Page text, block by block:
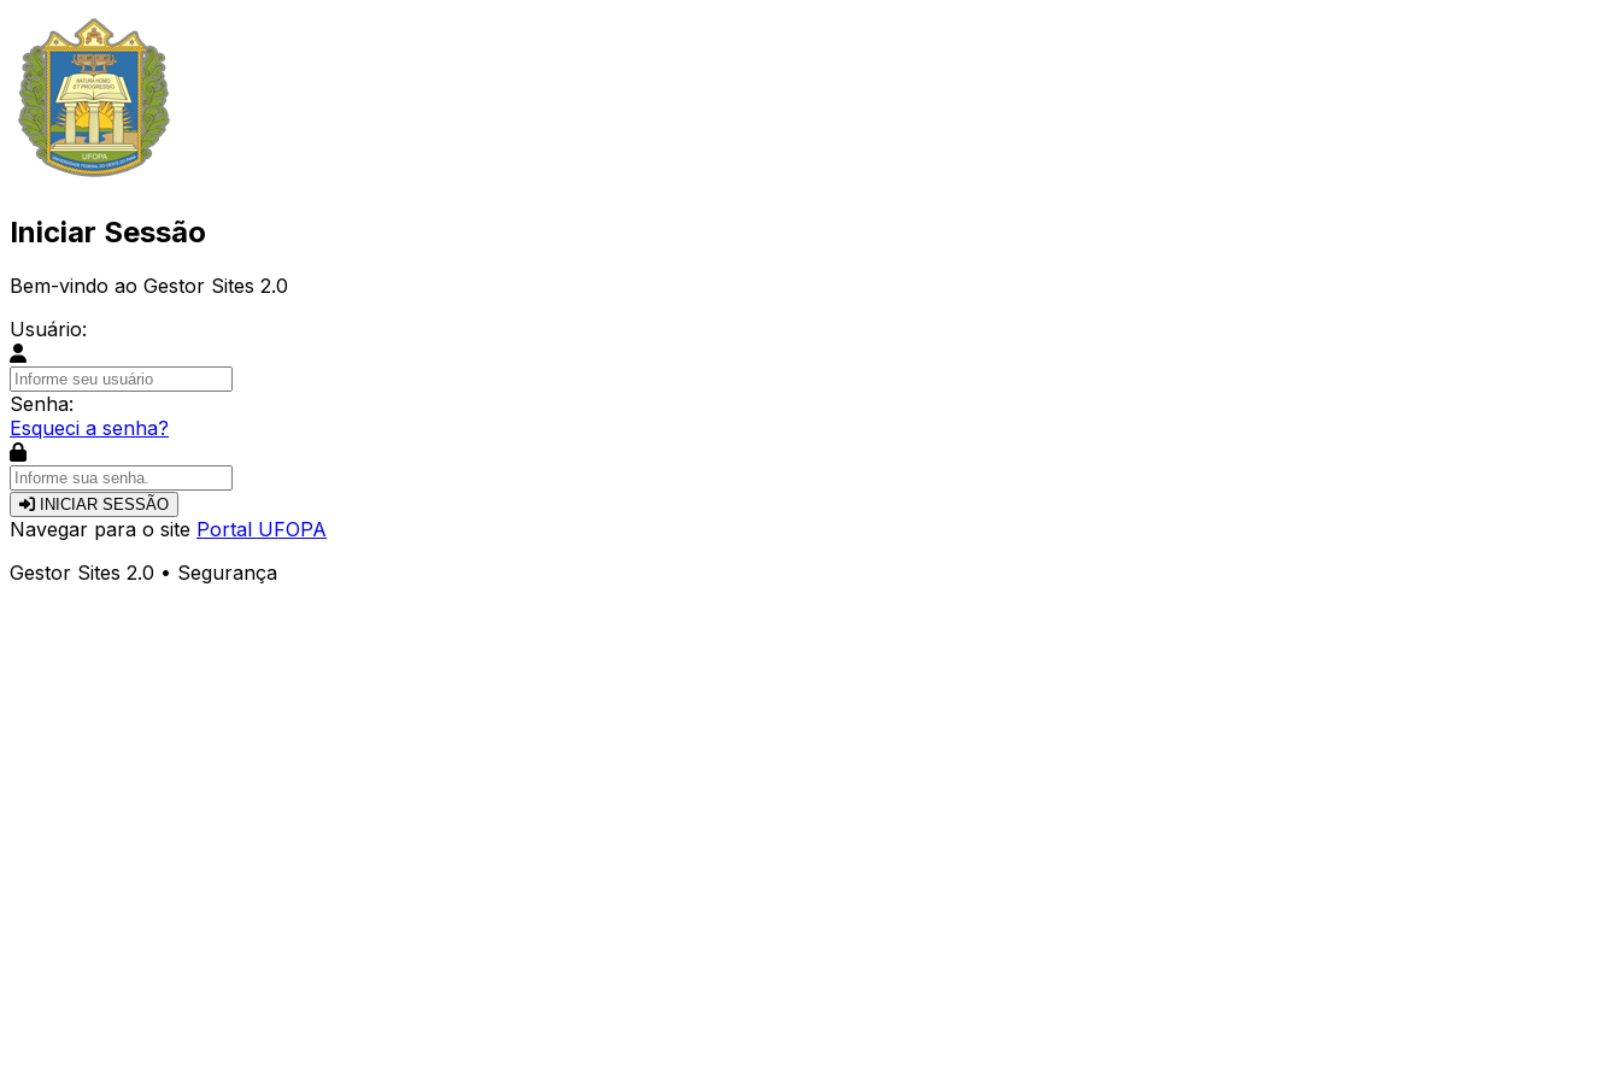
Iniciar Sessão
Bem-vindo ao Gestor Sites 2.0
Usuário:
Senha:
Esqueci a senha?
INICIAR SESSÃO
Navegar para o site Portal UFOPA
Gestor Sites 2.0 • Segurança